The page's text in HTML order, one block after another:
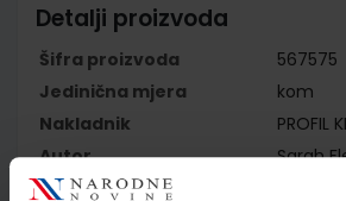
Detalji proizvoda
Šifra proizvoda
567575
Jedinična mjera
kom
Nakladnik
PROFIL
Autor
Sarah